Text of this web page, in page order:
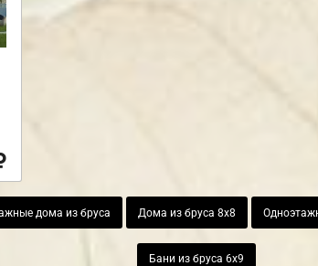
дома из бруса Дома из бруса 8х8
Бани из бруса 6х9